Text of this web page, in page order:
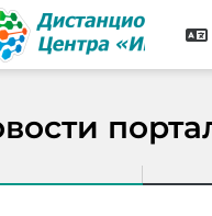
содержанию
панель